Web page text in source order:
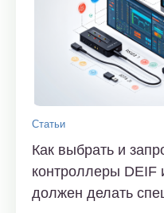
Статьи
Как выбрать и
контроллеры DEIF
должен делать